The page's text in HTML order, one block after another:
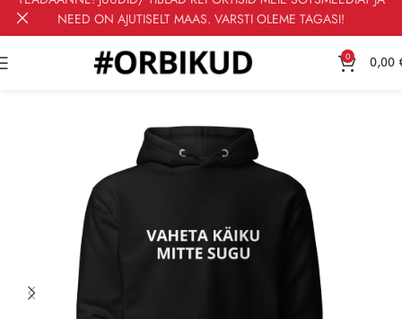
0 0,00
NEED ON AJUTISELT MAAS. VARSTI OLEME TAGASI!